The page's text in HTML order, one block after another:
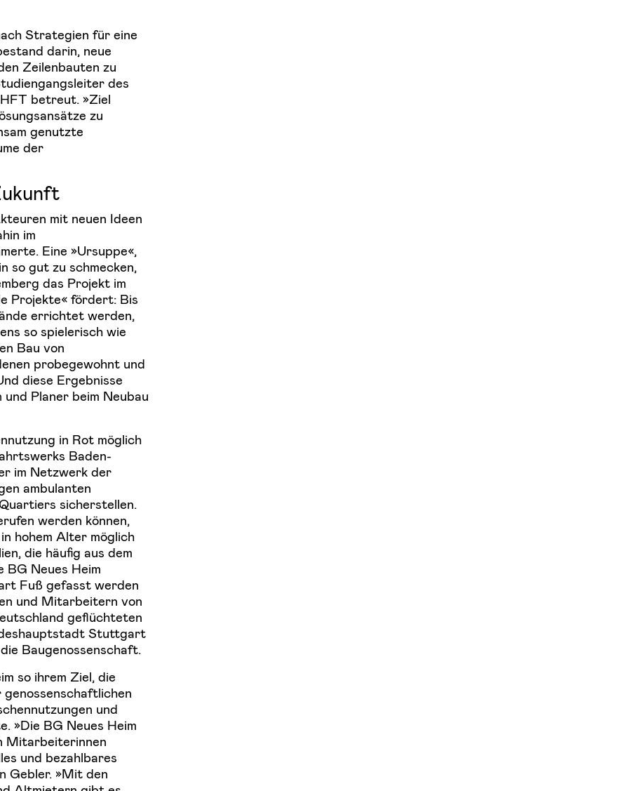
Strategien für eine
darin, neue
Zeilenbauten zu
des
betreut. »Ziel
zu
genutzte
der
mit neuen Ideen
im
Eine »Ursuppe«,
so gut zu schmecken,
das Projekt im
Projekte« fördert: Bis
errichtet werden,
so spielerisch wie
Bau von
probegewohnt und
diese Ergebnisse
Planer beim Neubau
in Rot möglich
Baden-
im Netzwerk der
ambulanten
sicherstellen.
werden können,
hohem Alter möglich
die häufig aus dem
Neues Heim
Fuß gefasst werden
und Mitarbeitern von
geflüchteten
Stuttgart
Baugenossenschaft.
so ihrem Ziel, die
und
»Die BG Neues Heim
Mitarbeiterinnen
und bezahlbares
Gebler. »Mit den